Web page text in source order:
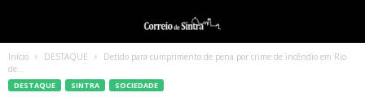
Início DESTAQUE
Detido para cumprimento de pena por crime de incêndio em Rio
de...
DESTAQUE SINTRA SOCIEDADE